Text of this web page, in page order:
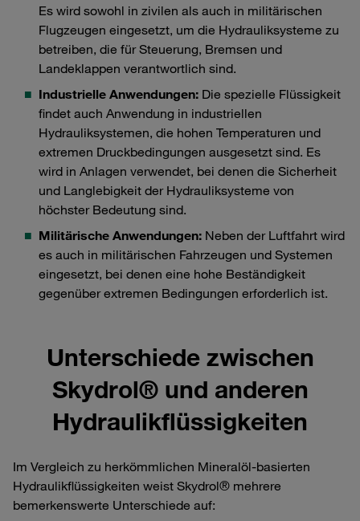
Es wird sowohl in zivilen als auch in militärischen
Flugzeugen eingesetzt, um die Hydrauliksysteme zu
betreiben, die für Steuerung, Bremsen und
Landeklappen verantwortlich sind.
Industrielle Anwendungen: Die spezielle Flüssigkeit
findet auch Anwendung in industriellen
Hydrauliksystemen, die hohen Temperaturen und
extremen Druckbedingungen ausgesetzt sind. Es
wird in Anlagen verwendet, bei denen die Sicherheit
und Langlebigkeit der Hydrauliksysteme von
höchster Bedeutung sind.
Militärische Anwendungen: Neben der Luftfahrt wird
es auch in militärischen Fahrzeugen und Systemen
eingesetzt, bei denen eine hohe Beständigkeit
gegenüber extremen Bedingungen erforderlich ist.
Unterschiede zwischen
Skydrol® und anderen
Hydraulikflüssigkeiten
Im Vergleich zu herkömmlichen Mineralöl-basierten
Hydraulikflüssigkeiten weist Skydrol® mehrere
bemerkenswerte Unterschiede auf: